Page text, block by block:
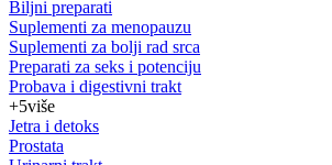
Biljni preparati
Suplementi za menopauzu
Suplementi za bolji rad srca
Preparati za seks i potenciju
Probava i digestivni trakt
+5više
Jetra i detoks
Prostata